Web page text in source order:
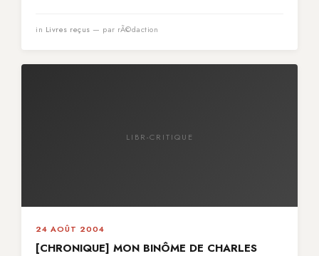
in Livres reçus — par rÃ©daction
LIBR-CRITIQUE
24 AOÛT 2004
[CHRONIQUE] MON BINÔME DE CHARLES